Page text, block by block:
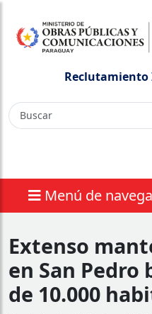
Menú de
Extenso
en San Pedro
de 10.000